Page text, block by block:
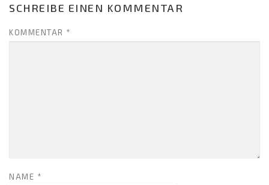
SCHREIBE EINEN KOMMENTAR
KOMMENTAR *
NAME *